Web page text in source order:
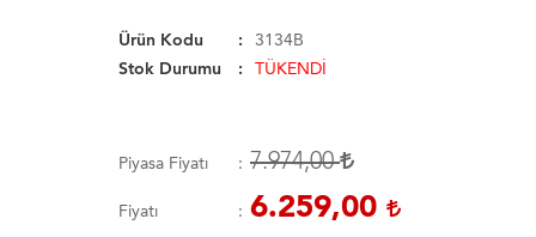
Ürün Kodu
3134B
Stok Durumu
TÜKENDİ
Piyasa Fiyatı 7.974,00
Fiyatı 6.259,00